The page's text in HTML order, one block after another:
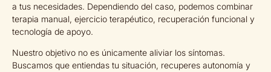
a tus necesidades. Dependiendo del caso, podemos combinar
terapia manual, ejercicio terapéutico, recuperación funcional y
tecnología de apoyo.
Nuestro objetivo no es únicamente aliviar los síntomas.
Buscamos que entiendas tu situación, recuperes autonomía y